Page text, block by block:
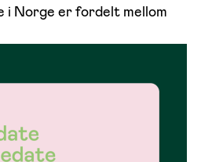
i Norge er fordelt mellom